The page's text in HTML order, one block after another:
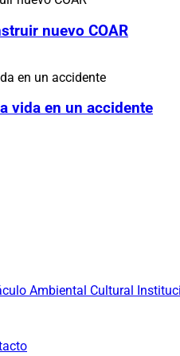
nuevo COAR
vida en un accidente
Ambiental Cultural